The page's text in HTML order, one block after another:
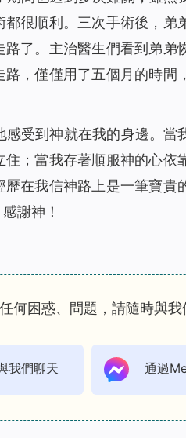
很順利。三次手術後，弟
了。主治醫生們看到弟弟
，僅僅用了五個月的時間
受到神就在我的身邊。當
；當我存著順服神的心依
在我信神路上是一筆寶貴
謝神！
何困惑、問題，請隨時與我
我們聊天 通過